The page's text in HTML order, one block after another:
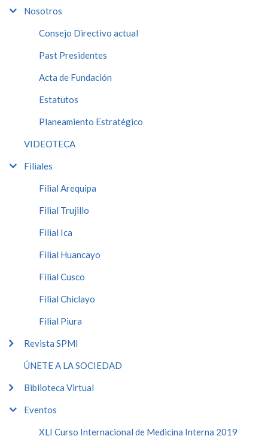
Nosotros
Consejo Directivo actual
Past Presidentes
Acta de Fundación
Estatutos
Planeamiento Estratégico
VIDEOTECA
Filiales
Filial Arequipa
Filial Trujillo
Filial Ica
Filial Huancayo
Filial Cusco
Filial Chiclayo
Filial Piura
Revista SPMI
ÚNETE A LA SOCIEDAD
Biblioteca Virtual
Eventos
XLI Curso Internacional de Medicina Interna 2019